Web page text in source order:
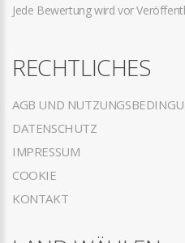
Jede Bewertung wird vor
RECHTLICHES
AGB UND
DATENSCHUTZ
IMPRESSUM
COOKIE
KONTAKT